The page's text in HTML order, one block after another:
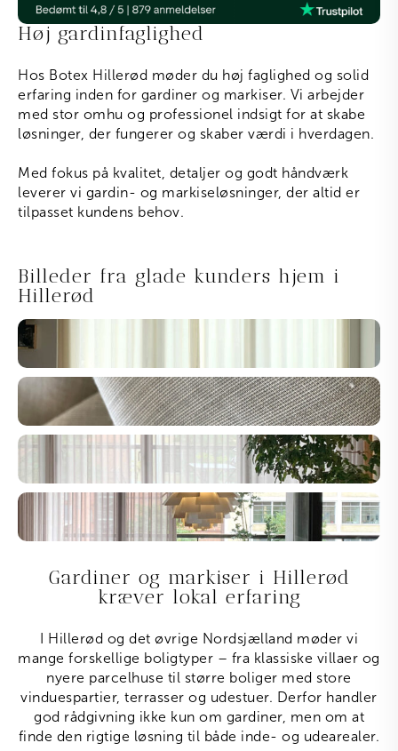
Høj gardinfaglighed
Hos Botex Hillerød møder du høj faglighed og solid
erfaring inden for gardiner og markiser. Vi arbejder
med stor omhu og professionel indsigt for at skabe
løsninger, der fungerer og skaber værdi i hverdagen.
Med fokus på kvalitet, detaljer og godt håndværk
leverer vi gardin- og markiseløsninger, der altid er
tilpasset kundens behov.
Billeder fra glade kunders hjem i
Hillerød
Gardiner og markiser i Hillerød
kræver lokal erfaring
I Hillerød og det øvrige Nordsjælland møder vi
mange forskellige boligtyper – fra klassiske villaer og
nyere parcelhuse til større boliger med store
vinduespartier, terrasser og udestuer. Derfor handler
god rådgivning ikke kun om gardiner, men om at
finde den rigtige løsning til både inde- og udearealer.